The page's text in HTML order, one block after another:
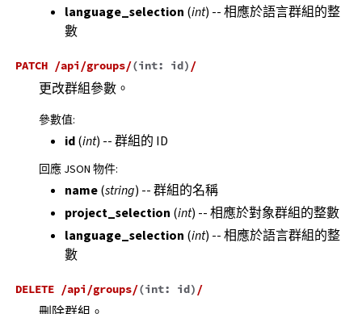
language_selection (int) -- 相應於語言群組的整
數
PATCH /api/groups/(int: id) /
更改群組參數。
參數值:
id(int) -- 群組的 ID
回應 JSON 物件:
name(string) -- 群組的名稱
project_selection (int) -- 相應於對象群組的整數
language_selection (int) -- 相應於語言群組的整
數
DELETE /api/groups/(int: id) /